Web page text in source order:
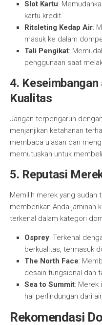
Slot Kartu:
kartu kredit.
Ritsleting Kedap Air:
masuk ke dalam
Tali Pengikat:
penggunaan saat
4.
Kualitas
Jangan terpengaruh
menjanjikan ketahanan
membaca ulasan dan
memutuskan untuk
5. Reputasi
Memilih merek yang sudah
memberikan Anda jaminan
terkenal dalam kategori
Osprey: Terkenal
berkualitas, termasuk
The North Face:
desain fungsional dan
Sea to Summit: Merek
hal perlindungan dari
Rekomendasi